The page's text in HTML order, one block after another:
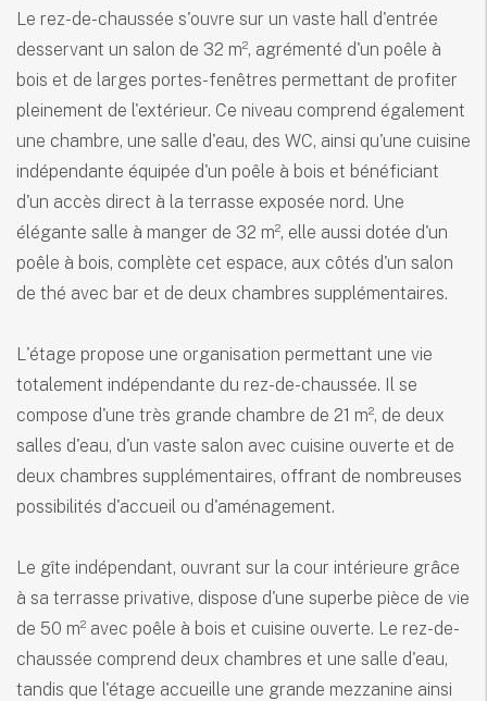
Le rez-de-chaussée s'ouvre sur un vaste hall d'entrée
desservant un salon de 32 m², agrémenté d'un poêle à
bois et de larges portes-fenêtres permettant de profiter
pleinement de l'extérieur. Ce niveau comprend également
une chambre, une salle d'eau, des WC, ainsi qu'une cuisine
indépendante équipée d'un poêle à bois et bénéficiant
d'un accès direct à la terrasse exposée nord. Une
élégante salle à manger de 32 m², elle aussi dotée d'un
poêle à bois, complète cet espace, aux côtés d'un salon
de thé avec bar et de deux chambres supplémentaires.
L'étage propose une organisation permettant une vie
totalement indépendante du rez-de-chaussée. Il se
compose d'une très grande chambre de 21 m², de deux
salles d'eau, d'un vaste salon avec cuisine ouverte et de
deux chambres supplémentaires, offrant de nombreuses
possibilités d'accueil ou d'aménagement.
Le gîte indépendant, ouvrant sur la cour intérieure grâce
à sa terrasse privative, dispose d'une superbe pièce de vie
de 50 m² avec poêle à bois et cuisine ouverte. Le rez-de-
chaussée comprend deux chambres et une salle d'eau,
tandis que l'étage accueille une grande mezzanine ainsi